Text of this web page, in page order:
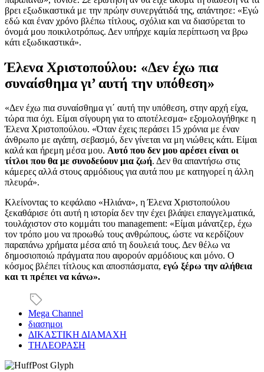
βρει εξωδικαστικά με την πρώην συνεργάτιδά της, απάντησε: «Εγώ
εδώ και έναν χρόνο βλέπω τίτλους, σχόλια και να διασύρεται το
όνομά μου ποικιλοτρόπως. Δεν υπήρχε καμία περίπτωση να βρω
κάτι εξωδικαστικά».
Έλενα Χριστοπούλου: «Δεν έχω πια
συναίσθημα γι’ αυτή την υπόθεση»
«Δεν έχω πια συναίσθημα γι΄ αυτή την υπόθεση, στην αρχή είχα,
τώρα πια όχι. Είμαι σίγουρη για το αποτέλεσμα» εξομολογήθηκε η
Έλενα Χριστοπούλου. «Όταν έχεις περάσει 15 χρόνια με έναν
άνθρωπο με αγάπη, σεβασμό, δεν γίνεται να μη νιώθεις κάτι. Είμαι
καλά και ήρεμη μέσα μου. Αυτό που δεν μου αρέσει είναι οι
τίτλοι που θα με συνοδεύουν μια ζωή. Δεν θα απαντήσω στις
κάμερες αλλά στους αρμόδιους για αυτά που με κατηγορεί η άλλη
πλευρά».
Κλείνοντας το κεφάλαιο «Ηλιάνα», η Έλενα Χριστοπούλου
ξεκαθάρισε ότι αυτή η ιστορία δεν την έχει βλάψει επαγγελματικά,
τουλάχιστον στο κομμάτι του management: «Είμαι μάνατζερ, έχω
τον τρόπο μου να προωθώ τους ανθρώπους, ώστε να κερδίζουν
παραπάνω χρήματα μέσα από τη δουλειά τους. Δεν θέλω να
δημοσιοποιώ πράγματα που αφορούν αρμόδιους και μόνο. Ο
κόσμος βλέπει τίτλους και αποσπάσματα, εγώ ξέρω την αλήθεια
και τι πρέπει να κάνω».
Mega Channel
διασημοι
ΔΙΚΑΣΤΙΚΗ ΔΙΑΜΑΧΗ
ΤΗΛΕΟΡΑΣΗ